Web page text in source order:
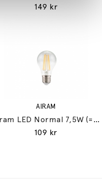
149 kr
AIRAM
Airam LED Normal 7,5W (=60W) E27
109 kr